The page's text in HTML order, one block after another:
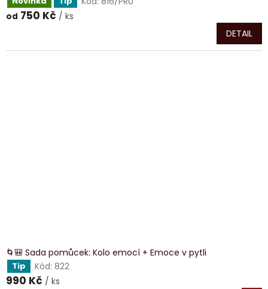
od 750 Kč / ks
DETAIL
🌀🎒 Sada pomůcek: Kolo emocí + Emoce v pytli
Tip Kód: 822
990 Kč / ks